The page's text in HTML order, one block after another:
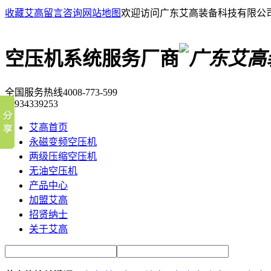
收藏艾高留言咨询 网站地图欢迎访问广东艾高装备科技有限公
空压机系统服务厂商
全国服务热线4008-773-599
18934339253
艾高首页
永磁变频空压机
两级压缩空压机
无油空压机
产品中心
加盟艾高
招贤纳士
关于艾高